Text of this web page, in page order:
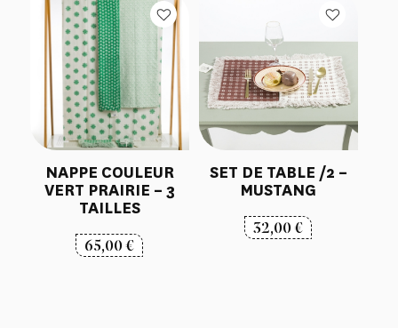
NAPPE COULEUR
VERT PRAIRIE – 3
TAILLES
65,00€
SET DE TABLE /2 –
MUSTANG
32,00€